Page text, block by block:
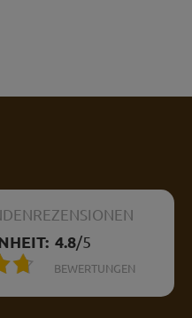
4.8/5
BEWERTUNGEN